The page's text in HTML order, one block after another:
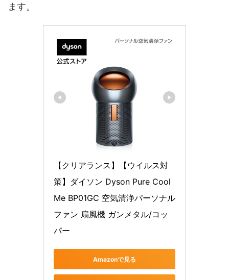
ます。
【クリアランス】【ウイルス対
策】ダイソン Dyson Pure Cool
Me BP01GC 空気清浄パーソナル
ファン 扇風機 ガンメタル/コッ
パー
Amazonで見る